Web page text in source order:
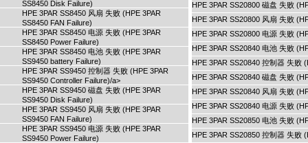
SS8450 Disk Failure)
HPE 3PAR SS8450 风扇 失败 (HPE 3PAR
SS8450 FAN Failure)
HPE 3PAR SS8450 电源 失败 (HPE 3PAR
SS8450 Power Failure)
HPE 3PAR SS8450 电池 失败 (HPE 3PAR
SS9450 battery Failure)
HPE 3PAR SS9450 控制器 失败 (HPE 3PAR
SS9450 Controller Failure)/a>
HPE 3PAR SS9450 磁盘 失败 (HPE 3PAR
SS9450 Disk Failure)
HPE 3PAR SS9450 风扇 失败 (HPE 3PAR
SS9450 FAN Failure)
HPE 3PAR SS9450 电源 失败 (HPE 3PAR
SS9450 Power Failure)
HPE 3PAR SS20800 磁盘 失败
HPE 3PAR SS20800 风扇 失败
HPE 3PAR SS20800 电源 失败
HPE 3PAR SS20840 电池 失败
HPE 3PAR SS20840 控制器 失败
HPE 3PAR SS20840 磁盘 失败
HPE 3PAR SS20840 风扇 失败
HPE 3PAR SS20840 电源 失败
HPE 3PAR SS20850 电池 失败
HPE 3PAR SS20850 控制器 失败